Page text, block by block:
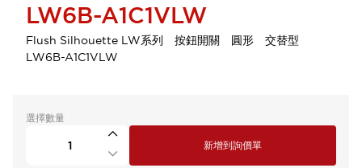
LW6B-A1C1VLW
Flush Silhouette LW系列 按鈕開關 圓形 交替型
LW6B-A1C1VLW
選擇數量
新增到詢價單